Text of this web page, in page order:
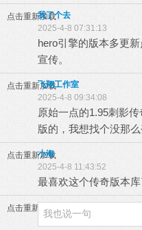
点击重新加载
我了个去
2025-4-8 07:31:13
hero引擎的版本多更
宣传。
点击重新加载飞翔工作室
2025-4-8 09:34:08
原始一点的1.95刺影
版的，我想找个没那么
点击重新加载
小海
2025-4-8 11:43:52
最喜欢这个传奇版本库
点击重新加载